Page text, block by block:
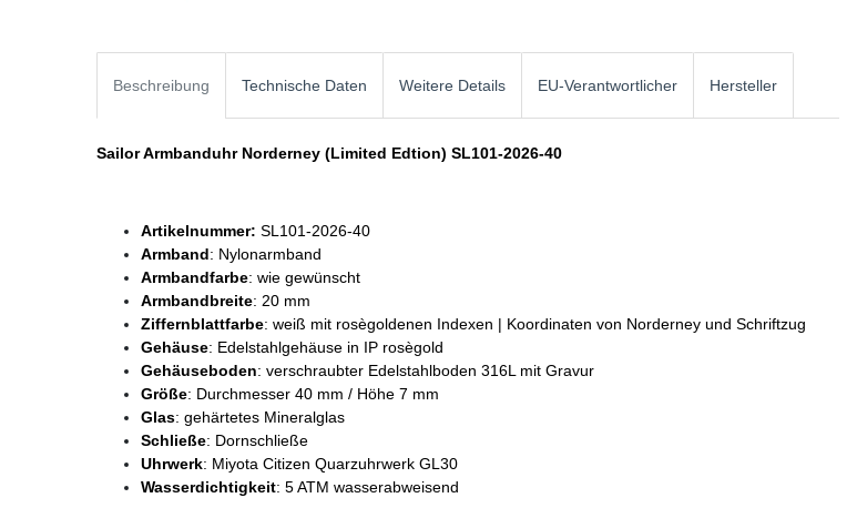
Beschreibung Technische Daten Weitere Details EU-Verantwortlicher Hersteller
Sailor Armbanduhr Norderney (Limited Edtion) SL101-2026-40
Artikelnummer: SL101-2026-40
Armband: Nylonarmband
Armbandfarbe: wie gewünscht
Armbandbreite: 20 mm
Ziffernblattfarbe: weiß mit rosègoldenen Indexen | Koordinaten von Norderney und Schriftzug
Gehäuse: Edelstahlgehäuse in IP rosègold
Gehäuseboden: verschraubter Edelstahlboden 316L mit Gravur
Größe: Durchmesser 40 mm / Höhe 7 mm
Glas: gehärtetes Mineralglas
Schließe: Dornschließe
Uhrwerk: Miyota Citizen Quarzuhrwerk GL30
Wasserdichtigkeit: 5 ATM wasserabweisend